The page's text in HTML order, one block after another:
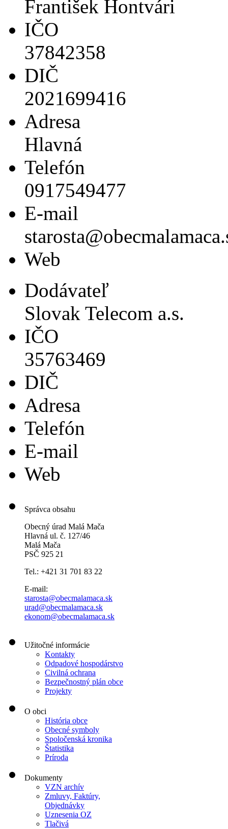
František Hontvári
IČO
37842358
DIČ
2021699416
Adresa
Hlavná
Telefón
0917549477
E-mail
Web
Dodávateľ
Slovak Telecom a.s.
IČO
35763469
DIČ
Adresa
Telefón
E-mail
Web
Správca obsahu
Obecný úrad Malá Mača
Hlavná ul. č. 127/46
Malá Mača
PSČ 925 21
Tel.: +421 31 701 83 22
E-mail:
starosta@obecmalamaca.sk
urad@obecmalamaca.sk
ekonom@obecmalamaca.sk
Užitočné informácie
Kontakty
Odpadové hospodárstvo
Civilná ochrana
Bezpečnostný plán obce
Projekty
O obci
História obce
Obecné symboly
Spoločenská kronika
Štatistika
Príroda
Dokumenty
VZN archív
Zmluvy, Faktúry,
Objednávky
Uznesenia OZ
Tlačivá